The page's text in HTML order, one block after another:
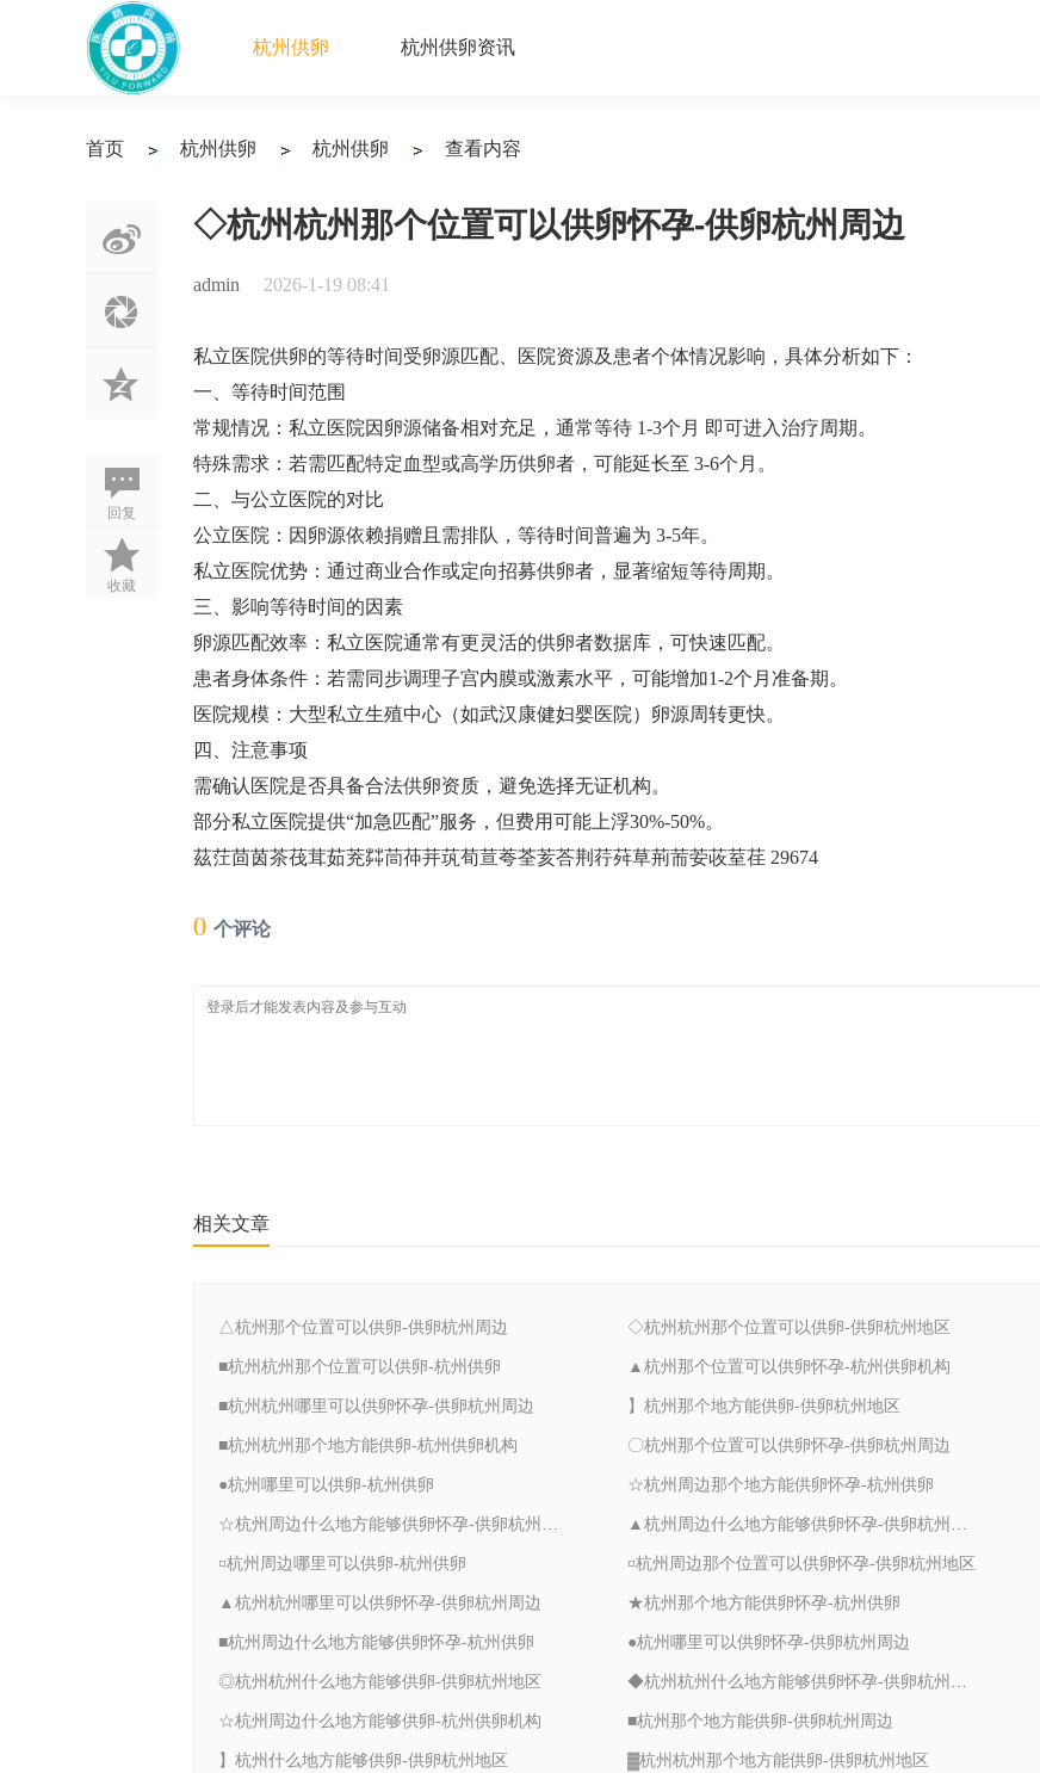
杭州供卵 杭州供卵资讯
首页 杭州供卵 杭州供卵 查看内容
回复
收藏
◇杭州杭州那个位置可以供卵怀孕-供卵杭州周边
admin 2026-1-19 08:41
私立医院供卵的等待时间受卵源匹配、医院资源及患者个体情况影响，具体分析如下：
一、等待时间范围
常规情况‌：私立医院因卵源储备相对充足，通常等待 ‌1-3个月‌ 即可进入治疗周期‌。
特殊需求‌：若需匹配特定血型或高学历供卵者，可能延长至 ‌3-6个月‌‌。
二、与公立医院的对比
公立医院‌：因卵源依赖捐赠且需排队，等待时间普遍为 ‌3-5年‌‌。
私立医院优势‌：通过商业合作或定向招募供卵者，显著缩短等待周期‌。
三、影响等待时间的因素
卵源匹配效率‌：私立医院通常有更灵活的供卵者数据库，可快速匹配‌。
患者身体条件‌：若需同步调理子宫内膜或激素水平，可能增加1-2个月准备期‌。
医院规模‌：大型私立生殖中心（如武汉康健妇婴医院）卵源周转更快‌。
四、注意事项
需确认医院是否具备合法供卵资质，避免选择无证机构‌。
部分私立医院提供“加急匹配”服务，但费用可能上浮30%-50%‌。
茲茳茴茵茶茷茸茹茺茻茼茽茾茿荀荁荂荃荄荅荆荇荈草荊荋荌荍荎荏 29674
0 个评论
相关文章
△杭州那个位置可以供卵-供卵杭州周边 ◇杭州杭州那个位置可以供卵-供卵杭州地区
■杭州杭州那个位置可以供卵-杭州供卵 ▲杭州那个位置可以供卵怀孕-杭州供卵机构
■杭州杭州哪里可以供卵怀孕-供卵杭州周边 】杭州那个地方能供卵-供卵杭州地区
■杭州杭州那个地方能供卵-杭州供卵机构 〇杭州那个位置可以供卵怀孕-供卵杭州周边
●杭州哪里可以供卵-杭州供卵 ☆杭州周边那个地方能供卵怀孕-杭州供卵
☆杭州周边什么地方能够供卵怀孕-供卵杭州周边 ▲杭州周边什么地方能够供卵怀孕-供卵杭州周边
¤杭州周边哪里可以供卵-杭州供卵 ¤杭州周边那个位置可以供卵怀孕-供卵杭州地区
▲杭州杭州哪里可以供卵怀孕-供卵杭州周边 ★杭州那个地方能供卵怀孕-杭州供卵
■杭州周边什么地方能够供卵怀孕-杭州供卵 ●杭州哪里可以供卵怀孕-供卵杭州周边
◎杭州杭州什么地方能够供卵-供卵杭州地区 ◆杭州杭州什么地方能够供卵怀孕-供卵杭州地区
☆杭州周边什么地方能够供卵-杭州供卵机构 ■杭州那个地方能供卵-供卵杭州周边
】杭州什么地方能够供卵-供卵杭州地区 ▓杭州杭州那个地方能供卵-供卵杭州地区